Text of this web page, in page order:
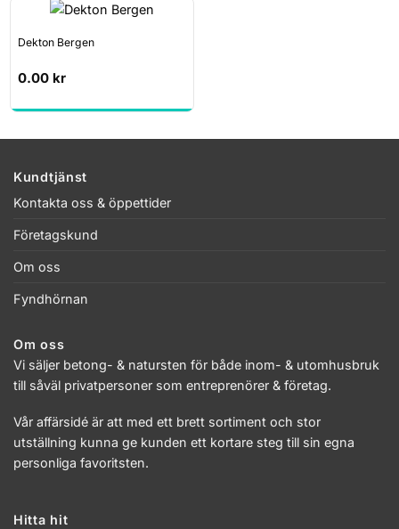
Dekton Bergen
0.00 kr
Kundtjänst
Kontakta oss & öppettider
Företagskund
Om oss
Fyndhörnan
Om oss
Vi säljer betong- & natursten för både inom- & utomhusbruk
till såväl privatpersoner som entreprenörer & företag.
Vår affärsidé är att med ett brett sortiment och stor
utställning kunna ge kunden ett kortare steg till sin egna
personliga favoritsten.
Hitta hit